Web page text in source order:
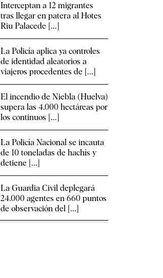
Interceptan a 12 migrantes
tras llegar en patera al Hotes
Riu Palacede [...]
La Policía aplica ya controles
de identidad aleatorios a
viajeros procedentes de [...]
El incendio de Niebla (Huelva)
supera las 4.000 hectáreas por
los continuos [...]
La Policía Nacional se incauta
de 10 toneladas de hachís y
detiene [...]
La Guardia Civil deplegará
24.000 agentes en 660 puntos
de observación del [...]